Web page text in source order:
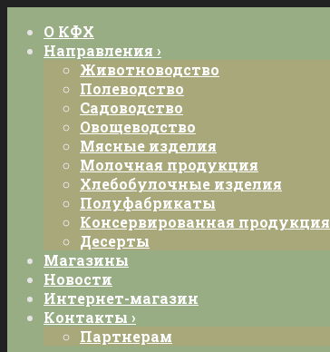
О КФХ
Направления ›
Животноводство
Полеводство
Садоводство
Овощеводство
Мясные изделия
Молочная продукция
Хлебобулочные изделия
Полуфабрикаты
Консервированная продукция
Десерты
Магазины
Новости
Интернет-магазин
Контакты ›
Партнерам